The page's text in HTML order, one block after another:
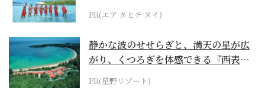
らみえてくる...
PR(エア タヒチ ヌイ)
静かな波のせせらぎと、満天の星が広
がり、くつろぎを体感できる『西表島
ホテル by...
PR(星野リゾート)